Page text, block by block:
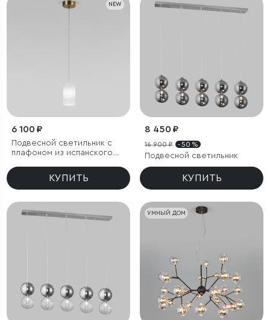
NEW
6 100 ₽
Подвесной светильник с
плафоном из испанского
КУПИТЬ
8 450 ₽
16 900 ₽ - 50 %
Подвесной светильник
КУПИТЬ
УМНЫЙ ДОМ